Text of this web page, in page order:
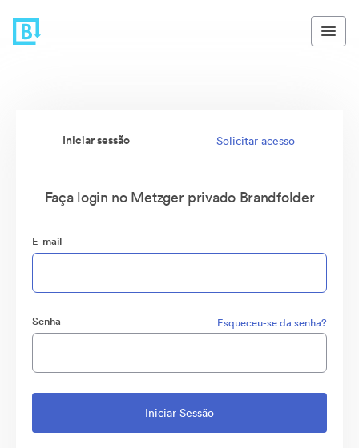
Iniciar sessão Solicitar acesso
Faça login no Metzger privado Brandfolder
E-mail
Senha Esqueceu-se da senha?